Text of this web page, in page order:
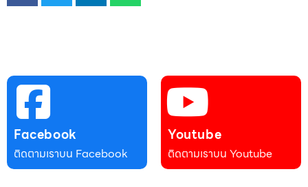
Facebook
ติดตามเราบน Facebook
Youtube
ติดตามเราบน Youtube